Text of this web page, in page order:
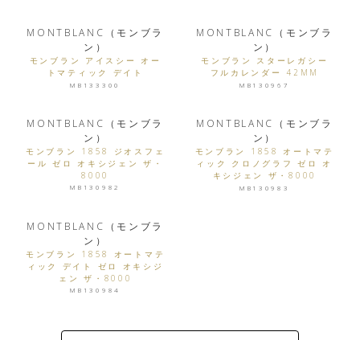
MONTBLANC（モンブラ
ン）
モンブラン アイスシー オー
トマティック デイト
MB133300
MONTBLANC（モンブラ
ン）
モンブラン スターレガシー
フルカレンダー 42MM
MB130967
MONTBLANC（モンブラ
ン）
モンブラン 1858 ジオスフェ
ール ゼロ オキシジェン ザ・
8000
MB130982
MONTBLANC（モンブラ
ン）
モンブラン 1858 オートマテ
ィック クロノグラフ ゼロ オ
キシジェン ザ・8000
MB130983
MONTBLANC（モンブラ
ン）
モンブラン 1858 オートマテ
ィック デイト ゼロ オキシジ
ェン ザ・8000
MB130984